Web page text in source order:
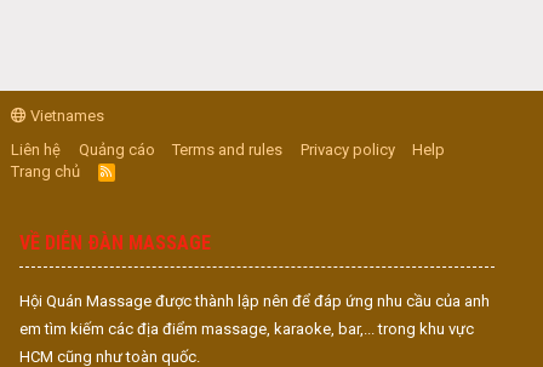
Vietnames
Liên hệ
Quảng cáo Terms and rules Privacy policy
Help
Trang chủ
R
S
VỀ DIỄN ĐÀN MASSAGE
Hội Quán Massage được thành lập nên để đáp ứng nhu cầu của anh
em tìm kiếm các địa điểm massage, karaoke, bar,... trong khu vực
HCM cũng như toàn quốc.